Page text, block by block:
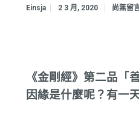
Einsja 2 3 月, 2020 尚無留
《金剛經》第二品「
因緣是什麼呢？有一